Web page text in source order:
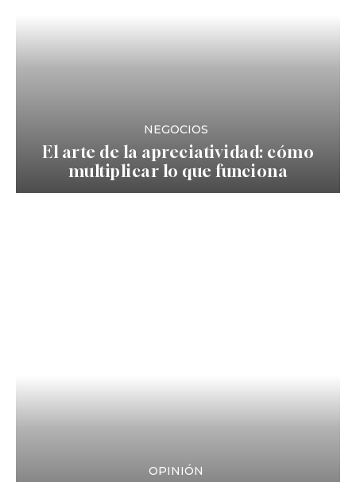
NEGOCIOS
El arte de la apreciatividad: cómo
multiplicar lo que funciona
OPINIÓN